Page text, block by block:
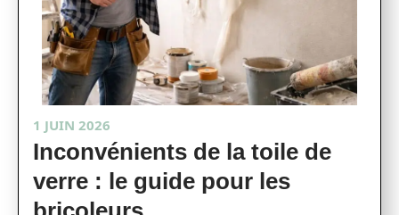
1 JUIN 2026
Inconvénients de la toile de
verre : le guide pour les